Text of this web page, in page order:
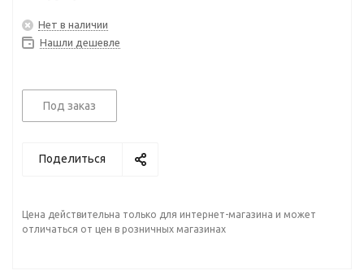
Нет в наличии
Нашли дешевле
Под заказ
Поделиться
Цена действительна только для интернет-магазина и может
отличаться от цен в розничных магазинах